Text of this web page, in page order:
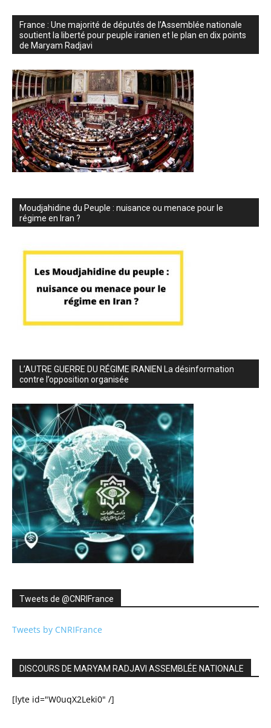
France : Une majorité de députés de l’Assemblée nationale
soutient la liberté pour peuple iranien et le plan en dix points
de Maryam Radjavi
Moudjahidine du Peuple : nuisance ou menace pour le
régime en Iran ?
L’AUTRE GUERRE DU RÉGIME IRANIEN La désinformation
contre l’opposition organisée
Tweets de ‎@CNRIFrance
Tweets by CNRIFrance
DISCOURS DE MARYAM RADJAVI ASSEMBLÉE NATIONALE
[lyte id="W0uqX2Leki0" /]